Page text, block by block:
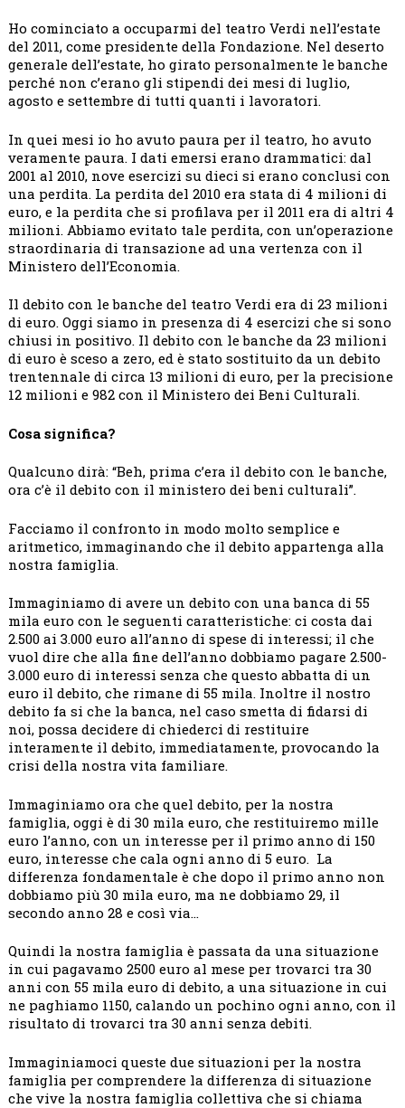
Ho cominciato a occuparmi del teatro Verdi nell’estate
del 2011, come presidente della Fondazione. Nel deserto
generale dell’estate, ho girato personalmente le banche
perché non c’erano gli stipendi dei mesi di luglio,
agosto e settembre di tutti quanti i lavoratori.
In quei mesi io ho avuto paura per il teatro, ho avuto
veramente paura. I dati emersi erano drammatici: dal
2001 al 2010, nove esercizi su dieci si erano conclusi con
una perdita. La perdita del 2010 era stata di 4 milioni di
euro, e la perdita che si profilava per il 2011 era di altri 4
milioni. Abbiamo evitato tale perdita, con un’operazione
straordinaria di transazione ad una vertenza con il
Ministero dell’Economia.
Il debito con le banche del teatro Verdi era di 23 milioni
di euro. Oggi siamo in presenza di 4 esercizi che si sono
chiusi in positivo. Il debito con le banche da 23 milioni
di euro è sceso a zero, ed è stato sostituito da un debito
trentennale di circa 13 milioni di euro, per la precisione
12 milioni e 982 con il Ministero dei Beni Culturali.
Cosa significa?
Qualcuno dirà: “Beh, prima c’era il debito con le banche,
ora c’è il debito con il ministero dei beni culturali”.
Facciamo il confronto in modo molto semplice e
aritmetico, immaginando che il debito appartenga alla
nostra famiglia.
Immaginiamo di avere un debito con una banca di 55
mila euro con le seguenti caratteristiche: ci costa dai
2.500 ai 3.000 euro all’anno di spese di interessi; il che
vuol dire che alla fine dell’anno dobbiamo pagare 2.500-
3.000 euro di interessi senza che questo abbatta di un
euro il debito, che rimane di 55 mila. Inoltre il nostro
debito fa si che la banca, nel caso smetta di fidarsi di
noi, possa decidere di chiederci di restituire
interamente il debito, immediatamente, provocando la
crisi della nostra vita familiare.
Immaginiamo ora che quel debito, per la nostra
famiglia, oggi è di 30 mila euro, che restituiremo mille
euro l’anno, con un interesse per il primo anno di 150
euro, interesse che cala ogni anno di 5 euro. La
differenza fondamentale è che dopo il primo anno non
dobbiamo più 30 mila euro, ma ne dobbiamo 29, il
secondo anno 28 e così via…
Quindi la nostra famiglia è passata da una situazione
in cui pagavamo 2500 euro al mese per trovarci tra 30
anni con 55 mila euro di debito, a una situazione in cui
ne paghiamo 1150, calando un pochino ogni anno, con il
risultato di trovarci tra 30 anni senza debiti.
Immaginiamoci queste due situazioni per la nostra
famiglia per comprendere la differenza di situazione
che vive la nostra famiglia collettiva che si chiama